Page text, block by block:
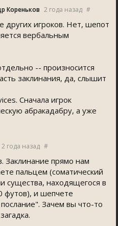
Кореньков 2 года назад #
других игроков. Нет, шепот
вербальным
-- произносится
заклинания, да, слышит
Сначала игрок
абракадабру, а уже
2 года назад #
Заклинание прямо нам
пальцем (соматический
существа, находящегося в
футов), и шепчете
Зачем вы что-то